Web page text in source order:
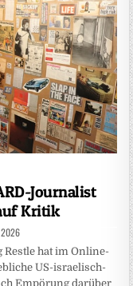
Journalist
Kritik
hat im Online-
US-israelisch-
Empörung darüber